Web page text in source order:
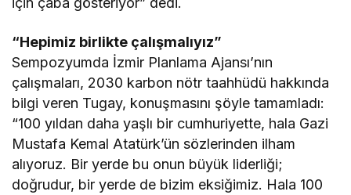
“Hepimiz birlikte çalışmalıyız”
Sempozyumda İzmir Planlama Ajansı’nın
çalışmaları, 2030 karbon nötr taahhüdü hakkında
bilgi veren Tugay, konuşmasını şöyle tamamladı:
“100 yıldan daha yaşlı bir cumhuriyette, hala Gazi
Mustafa Kemal Atatürk’ün sözlerinden ilham
alıyoruz. Bir yerde bu onun büyük liderliği;
doğrudur, bir yerde de bizim eksiğimiz. Hala 100